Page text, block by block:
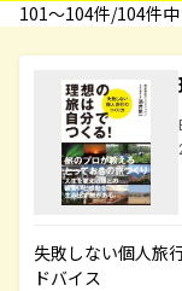
101〜104件/104件
失敗しない個人旅
ドバイス